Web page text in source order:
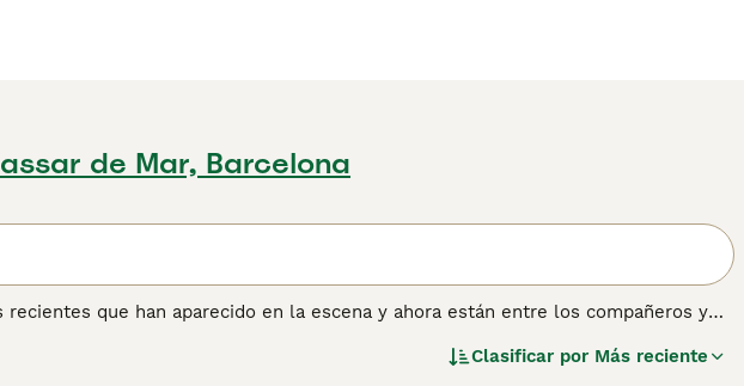
de Mar, Barcelona
que han aparecido en la escena y ahora están entre los compañeros y
fueron un éxito inmediato gracias a su aspecto adorable y su naturaleza
Clasificar por Más reciente